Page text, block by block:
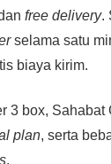
free delivery.
selama satu
biaya kirim.
3 box, Sahabat
plan, serta
.